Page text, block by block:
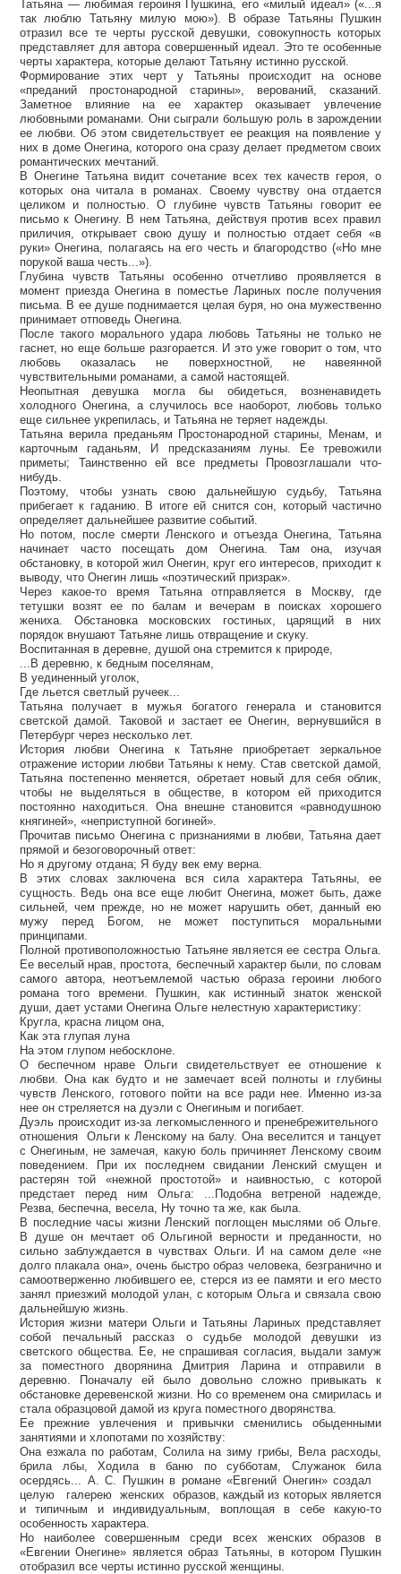
Татьяна — любимая героиня Пушкина, его «милый идеал» («...я
так люблю Татьяну милую мою»). В образе Татьяны Пушкин
отразил все те черты русской девушки, совокупность которых
представляет для автора совершенный идеал. Это те особенные
черты характера, которые делают Татьяну истинно русской.
Формирование этих черт у Татьяны происходит на основе
«преданий простонародной старины», верований, сказаний.
Заметное влияние на ее характер оказывает увлечение
любовными романами. Они сыграли большую роль в зарождении
ее любви. Об этом свидетельствует ее реакция на появление у
них в доме Онегина, которого она сразу делает предметом своих
романтических мечтаний.
В Онегине Татьяна видит сочетание всех тех качеств героя, о
которых она читала в романах. Своему чувству она отдается
целиком и полностью. О глубине чувств Татьяны говорит ее
письмо к Онегину. В нем Татьяна, действуя против всех правил
приличия, открывает свою душу и полностью отдает себя «в
руки» Онегина, полагаясь на его честь и благородство («Но мне
порукой ваша честь...»).
Глубина чувств Татьяны особенно отчетливо проявляется в
момент приезда Онегина в поместье Лариных после получения
письма. В ее душе поднимается целая буря, но она мужественно
принимает отповедь Онегина.
После такого морального удара любовь Татьяны не только не
гаснет, но еще больше разгорается. И это уже говорит о том, что
любовь оказалась не поверхностной, не навеянной
чувствительными романами, а самой настоящей.
Неопытная девушка могла бы обидеться, возненавидеть
холодного Онегина, а случилось все наоборот, любовь только
еще сильнее укрепилась, и Татьяна не теряет надежды.
Татьяна верила преданьям Простонародной старины, Менам, и
карточным гаданьям, И предсказаниям луны. Ее тревожили
приметы; Таинственно ей все предметы Провозглашали что-
нибудь.
Поэтому, чтобы узнать свою дальнейшую судьбу, Татьяна
прибегает к гаданию. В итоге ей снится сон, который частично
определяет дальнейшее развитие событий.
Но потом, после смерти Ленского и отъезда Онегина, Татьяна
начинает часто посещать дом Онегина. Там она, изучая
обстановку, в которой жил Онегин, круг его интересов, приходит к
выводу, что Онегин лишь «поэтический призрак».
Через какое-то время Татьяна отправляется в Москву, где
тетушки возят ее по балам и вечерам в поисках хорошего
жениха. Обстановка московских гостиных, царящий в них
порядок внушают Татьяне лишь отвращение и скуку.
Воспитанная в деревне, душой она стремится к природе,
...В деревню, к бедным поселянам,
В уединенный уголок,
Где льется светлый ручеек...
Татьяна получает в мужья богатого генерала и становится
светской дамой. Таковой и застает ее Онегин, вернувшийся в
Петербург через несколько лет.
История любви Онегина к Татьяне приобретает зеркальное
отражение истории любви Татьяны к нему. Став светской дамой,
Татьяна постепенно меняется, обретает новый для себя облик,
чтобы не выделяться в обществе, в котором ей приходится
постоянно находиться. Она внешне становится «равнодушною
княгиней», «неприступной богиней».
Прочитав письмо Онегина с признаниями в любви, Татьяна дает
прямой и безоговорочный ответ:
Но я другому отдана; Я буду век ему верна.
В этих словах заключена вся сила характера Татьяны, ее
сущность. Ведь она все еще любит Онегина, может быть, даже
сильней, чем прежде, но не может нарушить обет, данный ею
мужу перед Богом, не может поступиться моральными
принципами.
Полной противоположностью Татьяне является ее сестра Ольга.
Ее веселый нрав, простота, беспечный характер были, по словам
самого автора, неотъемлемой частью образа героини любого
романа того времени. Пушкин, как истинный знаток женской
души, дает устами Онегина Ольге нелестную характеристику:
Кругла, красна лицом она,
Как эта глупая луна
На этом глупом небосклоне.
О беспечном нраве Ольги свидетельствует ее отношение к
любви. Она как будто и не замечает всей полноты и глубины
чувств Ленского, готового пойти на все ради нее. Именно из-за
нее он стреляется на дуэли с Онегиным и погибает.
Дуэль происходит из-за легкомысленного и пренебрежительного
отношения Ольги к Ленскому на балу. Она веселится и танцует
с Онегиным, не замечая, какую боль причиняет Ленскому своим
поведением. При их последнем свидании Ленский смущен и
растерян той «нежной простотой» и наивностью, с которой
предстает перед ним Ольга: ...Подобна ветреной надежде,
Резва, беспечна, весела, Ну точно та же, как была.
В последние часы жизни Ленский поглощен мыслями об Ольге.
В душе он мечтает об Ольгиной верности и преданности, но
сильно заблуждается в чувствах Ольги. И на самом деле «не
долго плакала она», очень быстро образ человека, безгранично и
самоотверженно любившего ее, стерся из ее памяти и его место
занял приезжий молодой улан, с которым Ольга и связала свою
дальнейшую жизнь.
История жизни матери Ольги и Татьяны Лариных представляет
собой печальный рассказ о судьбе молодой девушки из
светского общества. Ее, не спрашивая согласия, выдали замуж
за поместного дворянина Дмитрия Ларина и отправили в
деревню. Поначалу ей было довольно сложно привыкать к
обстановке деревенской жизни. Но со временем она смирилась и
стала образцовой дамой из круга поместного дворянства.
Ее прежние увлечения и привычки сменились обыденными
занятиями и хлопотами по хозяйству:
Она езжала по работам, Солила на зиму грибы, Вела расходы,
брила лбы, Ходила в баню по субботам, Служанок била
осердясь... А. С. Пушкин в романе «Евгений Онегин» создал
целую галерею женских образов, каждый из которых является
и типичным и индивидуальным, воплощая в себе какую-то
особенность характера.
Но наиболее совершенным среди всех женских образов в
«Евгении Онегине» является образ Татьяны, в котором Пушкин
отобразил все черты истинно русской женщины.